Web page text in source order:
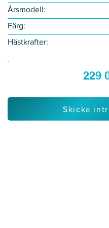
Årsmodell:
Färg:
Hästkrafter:
229
Skicka